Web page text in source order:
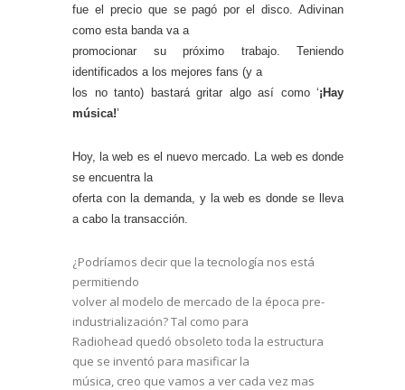
fue el precio que se pagó por el disco. Adivinan
como esta banda va a
promocionar su próximo trabajo. Teniendo
identificados a los mejores fans (y a
los no tanto) bastará gritar algo así como ‘¡Hay
música!’
Hoy, la web es el nuevo mercado. La web es donde
se encuentra la
oferta con la demanda, y la web es donde se lleva
a cabo la transacción.
¿Podríamos decir que la tecnología nos está
permitiendo
volver al modelo de mercado de la época pre-
industrialización? Tal como para
Radiohead quedó obsoleto toda la estructura
que se inventó para masificar la
música, creo que vamos a ver cada vez mas